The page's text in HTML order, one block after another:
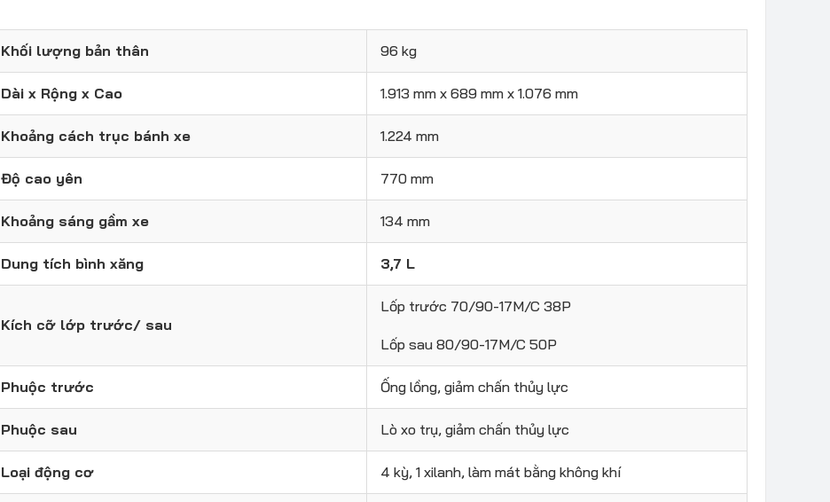
Khối lượng bản thân 96 kg
Dài x Rộng x Cao 1.913 mm x 689 mm x 1.076 mm
Khoảng cách trục bánh xe 1.224 mm
Độ cao yên 770 mm
Khoảng sáng gầm xe 134 mm
Dung tích bình xăng 3,7 L
Kích cỡ lớp trước/ sau
Lốp trước 70/90-17M/C 38P
Lốp sau 80/90-17M/C 50P
Phuộc trước Ống lồng, giảm chấn thủy lực
Phuộc sau Lò xo trụ, giảm chấn thủy lực
Loại động cơ 4 kỳ, 1 xilanh, làm mát bằng không khí